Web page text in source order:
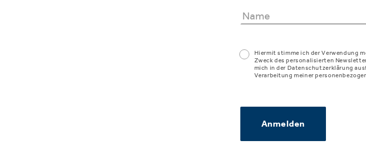
Hiermit stimme ich der Verwendung
Zweck des personalisierten
mich in der Datenschutzerklärung
Verarbeitung meiner
Anmelden